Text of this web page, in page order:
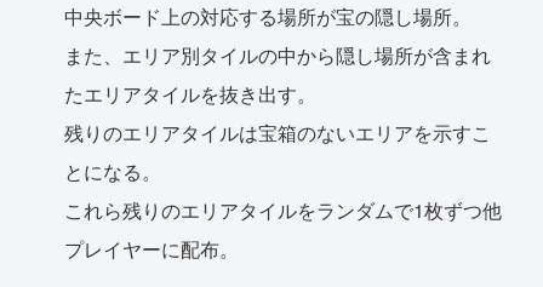
中央ボード上の対応する場所が宝の隠し場所。
また、エリア別タイルの中から隠し場所が含まれ
たエリアタイルを抜き出す。
残りのエリアタイルは宝箱のないエリアを示すこ
とになる。
これら残りのエリアタイルをランダムで1枚ずつ他
プレイヤーに配布。